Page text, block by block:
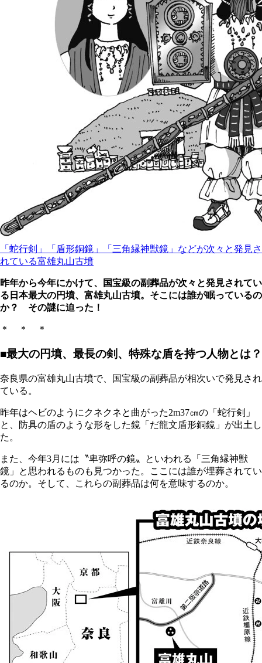
「蛇行剣」「盾形銅鏡」「三角縁神獣鏡」などが次々と発見さ
れている富雄丸山古墳
昨年から今年にかけて、国宝級の副葬品が次々と発見されてい
る日本最大の円墳、富雄丸山古墳。そこには誰が眠っているの
か？ その謎に迫った！
＊ ＊ ＊
■最大の円墳、最長の剣、特殊な盾を持つ人物とは？
奈良県の富雄丸山古墳で、国宝級の副葬品が相次いで発見され
ている。
昨年はヘビのようにクネクネと曲がった2m37㎝の「蛇行剣」
と、防具の盾のような形をした鏡「だ龍文盾形銅鏡」が出土し
た。
また、今年3月には〝卑弥呼の鏡〟といわれる「三角縁神獣
鏡」と思われるものも見つかった。ここには誰が埋葬されてい
るのか。そして、これらの副葬品は何を意味するのか。